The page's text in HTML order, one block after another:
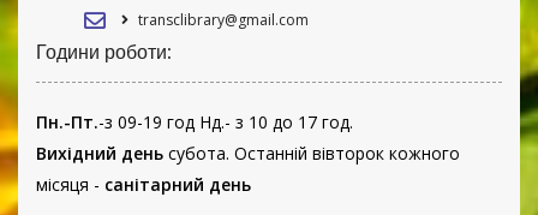
transclibrary@gmail.com
Години роботи:
Пн.-Пт.-з 09-19 год Нд.- з 10 до 17 год.
Вихідний день субота. Останній вівторок кожного
місяця - санітарний день